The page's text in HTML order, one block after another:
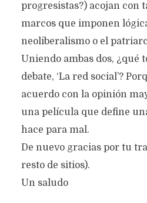
progresistas?) acojan con
marcos que imponen
neoliberalismo o el
Uniendo ambas dos, ¿qué
debate, ‘La red social’?
acuerdo con la opinión
una película que define
hace para mal.
De nuevo gracias por tu
resto de sitios).
Un saludo